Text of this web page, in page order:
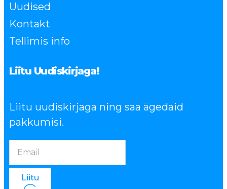
Uudised
Kontakt
Tellimis info
Liitu Uudiskirjaga!
Liitu uudiskirjaga ning saa ägedaid
pakkumisi.
Liitu